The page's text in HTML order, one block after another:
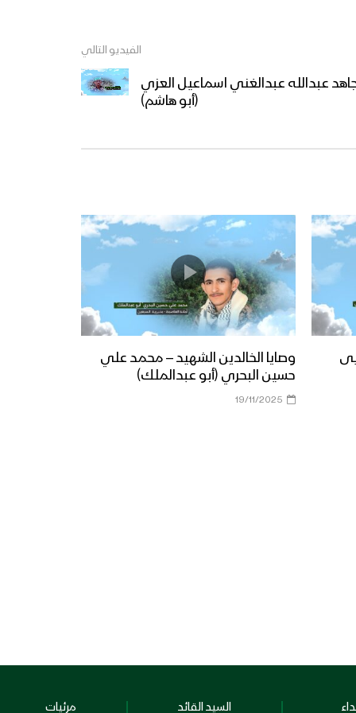
الفيديو التالي
عبدالله عبدالغني اسماعيل العزي
(أبو هاشم)
وصايا الخالدين الشهيد – محمد علي
حسين البحري (أبو عبدالملك)
19/11/2025
السيد القائد مرئيات